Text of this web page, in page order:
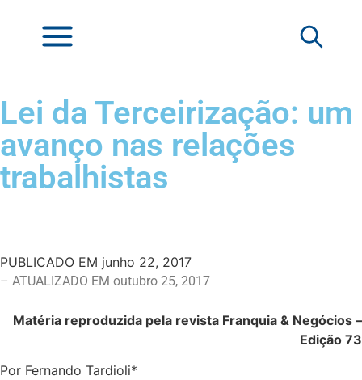
Lei da Terceirização: um
avanço nas relações
trabalhistas
PUBLICADO EM junho 22, 2017
– ATUALIZADO EM outubro 25, 2017
Matéria reproduzida pela revista Franquia & Negócios –
Edição 73
Por Fernando Tardioli*